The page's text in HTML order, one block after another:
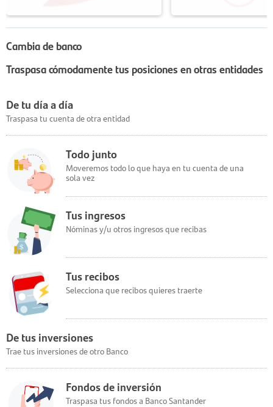
Cambia de banco
Traspasa cómodamente tus posiciones en otras entidades
De tu día a día
Traspasa tu cuenta de otra entidad
Todo junto
Moveremos todo lo que haya en tu cuenta de una
sola vez
Tus ingresos
Nóminas y/u otros ingresos que recibas
Tus recibos
Selecciona que recibos quieres traerte
De tus inversiones
Trae tus inversiones de otro Banco
Fondos de inversión
Traspasa tus fondos a Banco Santander